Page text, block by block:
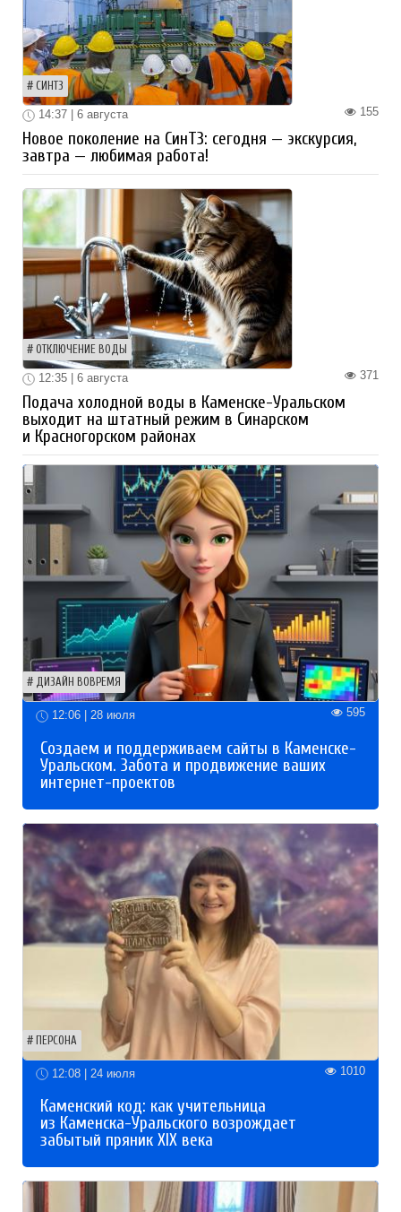
СИНТЗ
155
14:37 | 6 августа
Новое поколение на СинТЗ: сегодня — экскурсия,
завтра — любимая работа!
ОТКЛЮЧЕНИЕ ВОДЫ
371
12:35 | 6 августа
Подача холодной воды в Каменске-Уральском
выходит на штатный режим в Синарском
и Красногорском районах
ДИЗАЙН ВОВРЕМЯ
12:06 | 28 июля 595
Создаем и поддерживаем сайты в Каменске-
Уральском. Забота и продвижение ваших
интернет-проектов
ПЕРСОНА
12:08 | 24 июля 1010
Каменский код: как учительница
из Каменска-Уральского возрождает
забытый пряник XIX века